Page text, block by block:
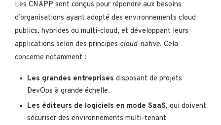
Les CNAPP sont conçus pour répondre aux besoins
d’organisations ayant adopté des environnements cloud
publics, hybrides ou multi-cloud, et développant leurs
applications selon des principes cloud-native. Cela
concerne notamment :
Les grandes entreprises disposant de projets
DevOps à grande échelle.
Les éditeurs de logiciels en mode SaaS, qui doivent
sécuriser des environnements multi-tenant